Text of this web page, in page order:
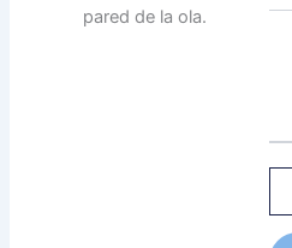
pared de la ola.